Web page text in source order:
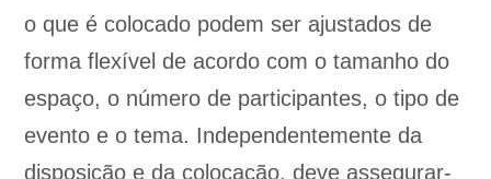
o que é colocado podem ser ajustados de
forma flexível de acordo com o tamanho do
espaço, o número de participantes, o tipo de
evento e o tema. Independentemente da
disposição e da colocação, deve assegurar-